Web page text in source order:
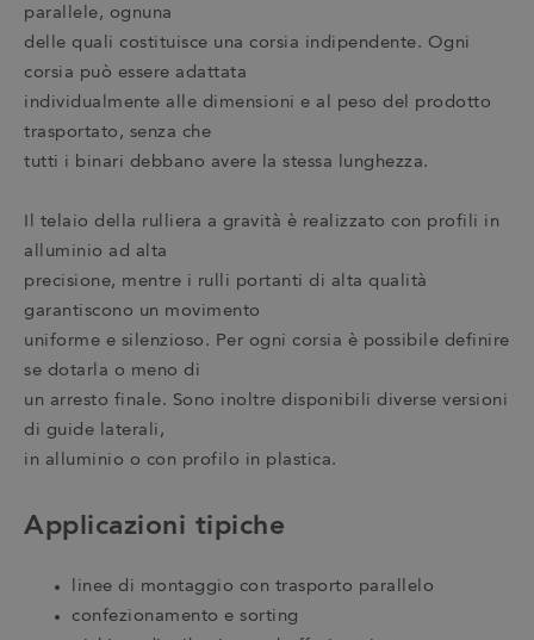
parallele, ognuna
delle quali costituisce una corsia indipendente. Ogni
corsia può essere adattata
individualmente alle dimensioni e al peso del prodotto
trasportato, senza che
tutti i binari debbano avere la stessa lunghezza.
Il telaio della rulliera a gravità è realizzato con profili in
alluminio ad alta
precisione, mentre i rulli portanti di alta qualità
garantiscono un movimento
uniforme e silenzioso. Per ogni corsia è possibile definire
se dotarla o meno di
un arresto finale. Sono inoltre disponibili diverse versioni
di guide laterali,
in alluminio o con profilo in plastica.
Applicazioni tipiche
linee di montaggio con trasporto parallelo
confezionamento e sorting